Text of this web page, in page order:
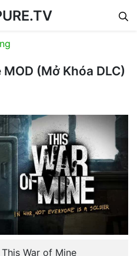
(Mở Khóa DLC)
This War of Mine